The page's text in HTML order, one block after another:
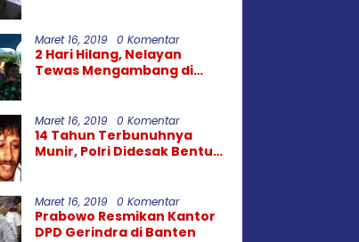
Maret 16, 2019 0 Komentar
2 Hari Hilang, Nelayan
Tewas Mengambang di
Maret 16, 2019 0 Komentar
14 Tahun Terbunuhnya
Munir, Polri Didesak Bentuk
Maret 16, 2019 0 Komentar
Prabowo Resmikan Kantor
DPD Gerindra di Banten